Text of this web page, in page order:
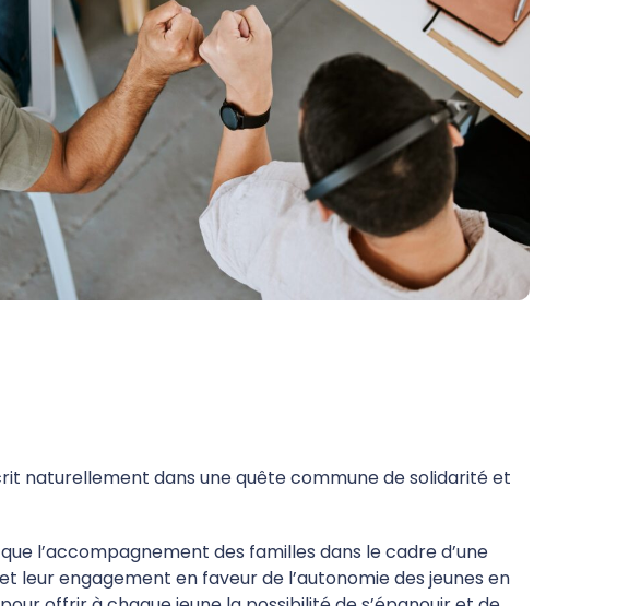
naturellement dans une quête commune de solidarité et
l’accompagnement des familles dans le cadre d’une
engagement en faveur de l’autonomie des jeunes en